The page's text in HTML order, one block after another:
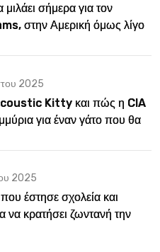
σήμερα για τον
στην Αμερική όμως λίγοι
2025
Kitty και πώς η CIA
για έναν γάτο που θα
2025
έστησε σχολεία και
να κρατήσει ζωντανή την